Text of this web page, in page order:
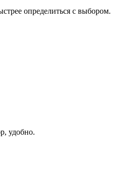
определиться с выбором.
удобно.